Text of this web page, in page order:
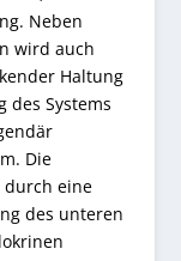
Neben
wird auch
Haltung
des Systems
Die
durch eine
des unteren